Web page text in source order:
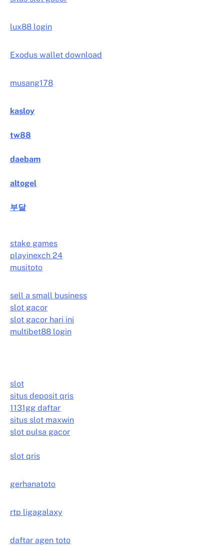
lux88 login
Exodus wallet download
musang178
kasloy
tw88
daebam
altogel
부달
stake games
playinexch 24
musitoto
sell a small business
slot gacor
slot gacor hari ini
multibet88 login
slot
situs deposit qris
1131gg daftar
situs slot maxwin
slot pulsa gacor
slot qris
gerhanatoto
rtp ligagalaxy
daftar agen toto